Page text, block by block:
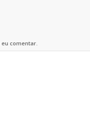
comentar.